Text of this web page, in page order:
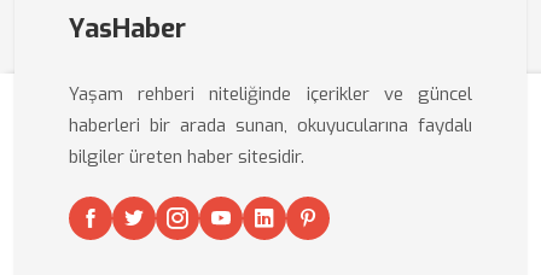
YasHaber
Yaşam rehberi niteliğinde içerikler ve güncel
haberleri bir arada sunan, okuyucularına faydalı
bilgiler üreten haber sitesidir.